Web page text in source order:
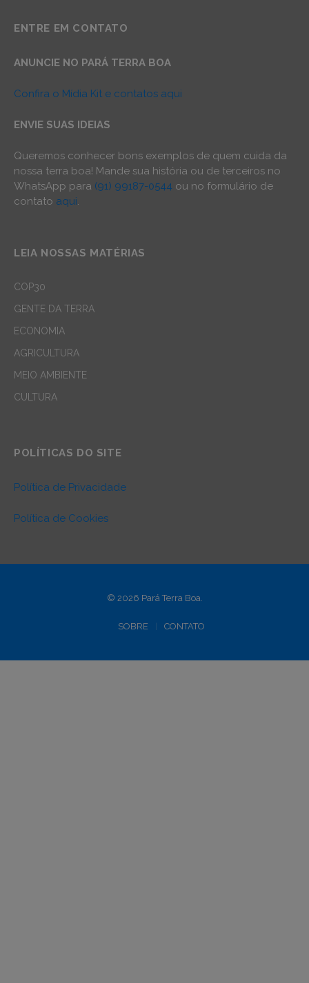
ENTRE EM CONTATO
ANUNCIE NO PARÁ TERRA BOA
Confira o Mídia Kit e contatos aqui
ENVIE SUAS IDEIAS
Queremos conhecer bons exemplos de quem cuida da
nossa terra boa! Mande sua história ou de terceiros no
WhatsApp para (91) 99187-0544 ou no formulário de
contato aqui.
LEIA NOSSAS MATÉRIAS
COP30
GENTE DA TERRA
ECONOMIA
AGRICULTURA
MEIO AMBIENTE
CULTURA
POLÍTICAS DO SITE
Política de Privacidade
Política de Cookies
© 2026 Pará Terra Boa.
SOBRE CONTATO